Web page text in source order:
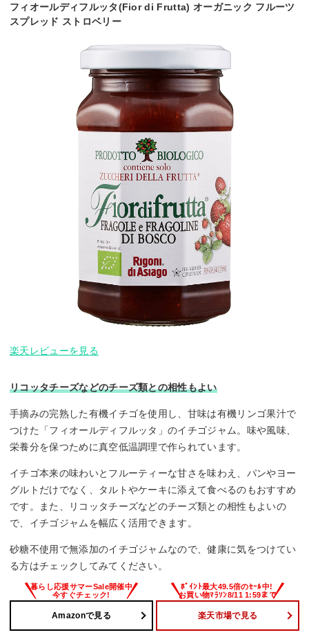
フィオールディフルッタ(Fior di Frutta) オーガニック フルーツ
スプレッド ストロベリー
楽天レビューを見る
リコッタチーズなどのチーズ類との相性もよい
手摘みの完熟した有機イチゴを使用し、甘味は有機リンゴ果汁で
つけた「フィオールディフルッタ」のイチゴジャム。味や風味、
栄養分を保つために真空低温調理で作られています。
イチゴ本来の味わいとフルーティーな甘さを味わえ、パンやヨー
グルトだけでなく、タルトやケーキに添えて食べるのもおすすめ
です。また、リコッタチーズなどのチーズ類との相性もよいの
で、イチゴジャムを幅広く活用できます。
砂糖不使用で無添加のイチゴジャムなので、健康に気をつけてい
る方はチェックしてみてください。
Amazonで見る 楽天市場で見る